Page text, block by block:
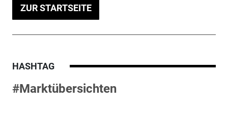
ZUR STARTSEITE
HASHTAG
#Marktübersichten